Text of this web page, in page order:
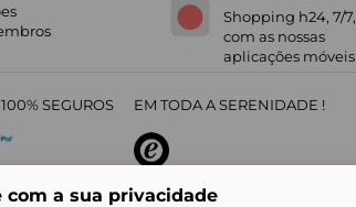
Shopping h24, 7/7,
com as nossas
aplicações móveis
SEGUROS EM TODA A SERENIDADE !
4,31/5 sobre
a sua privacidade